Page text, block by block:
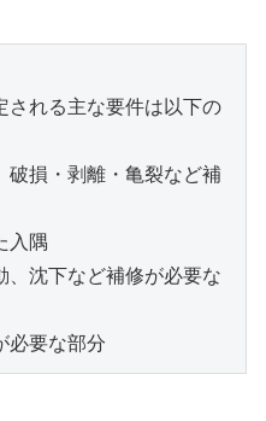
される主な要件は以下の
破損・剥離・亀裂など補
入隅
、沈下など補修が必要な
必要な部分